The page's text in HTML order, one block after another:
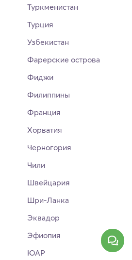
Туркменистан
Турция
Узбекистан
Фарерские острова
Фиджи
Филиппины
Франция
Хорватия
Черногория
Чили
Швейцария
Шри-Ланка
Эквадор
Эфиопия
ЮАР